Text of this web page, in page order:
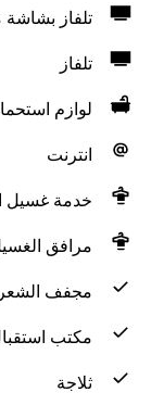
تلفاز
تلفاز
لوازم
انترنت
خدمة غسيل
مرافق
مجفف الشعر
مكتب استقبال
ثلاجة